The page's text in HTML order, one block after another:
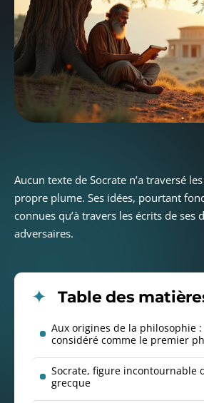
Aucun texte de Socrate n’a traversé
propre plume. Ses idées, pourtant
connues qu’à travers les écrits de ses
adversaires.
Table des
Aux origines de la philosophie
considéré comme le premier
Socrate, figure incontournable
grecque